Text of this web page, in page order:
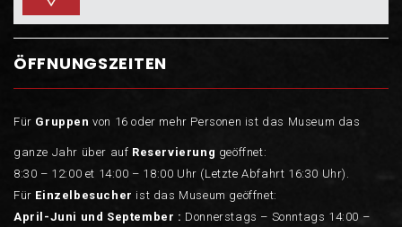
ÖFFNUNGSZEITEN
Für Gruppen von 16 oder mehr Personen ist das Museum das
ganze Jahr über auf Reservierung geöffnet:
8:30 – 12:00 et 14:00 – 18:00 Uhr (Letzte Abfahrt 16:30 Uhr).
Für Einzelbesucher ist das Museum geöffnet:
April-Juni und September : Donnerstags – Sonntags 14:00 –